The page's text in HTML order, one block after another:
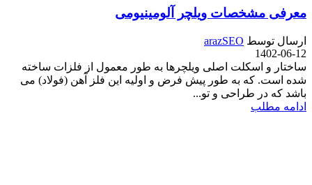
معرفی مشخصات ویلچر آلومینیومی
ارسال توسط arazSEO
1402-06-12
ساختار و اسکلت اصلی ویلچرها به طور معمول از فلزات ساخته
شده است. که به طور پیش فرض و اولیه این فلز آهن (فولاد) می
باشد که در طراحی و تو...
ادامه مطلب